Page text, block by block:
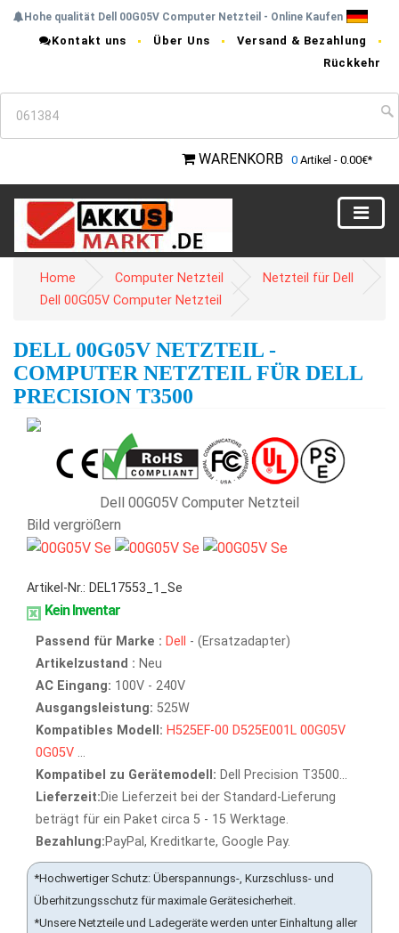
Hohe qualität Dell 00G05V Computer Netzteil - Online Kaufen
Kontakt uns Über Uns
Versand & Bezahlung
Rückkehr
WARENKORB 0 Artikel - 0.00€*
Home Computer Netzteil
Netzteil für Dell
Dell 00G05V Computer Netzteil
DELL 00G05V NETZTEIL -
COMPUTER NETZTEIL FÜR DELL
PRECISION T3500
Dell 00G05V Computer Netzteil
Bild vergrößern
Artikel-Nr.: DEL17553_1_Se
Kein Inventar
Passend für Marke : Dell
- (Ersatzadapter)
Artikelzustand : Neu
AC Eingang: 100V - 240V
Ausgangsleistung: 525W
Kompatibles Modell: H525EF-00 D525E001L 00G05V
0G05V ...
Kompatibel zu Gerätemodell: Dell Precision T3500...
Lieferzeit:Die Lieferzeit bei der Standard-Lieferung
beträgt für ein Paket circa 5 - 15 Werktage.
Bezahlung:PayPal, Kreditkarte, Google Pay.
*Hochwertiger Schutz: Überspannungs-, Kurzschluss- und
Überhitzungsschutz für maximale Gerätesicherheit.
*Unsere Netzteile und Ladegeräte werden unter Einhaltung aller